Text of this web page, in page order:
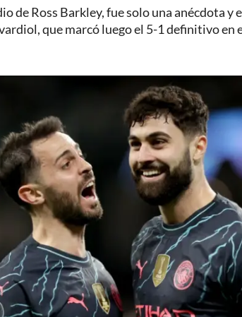
de Ross Barkley, fue solo una anécdota y
que marcó luego el 5-1 definitivo en